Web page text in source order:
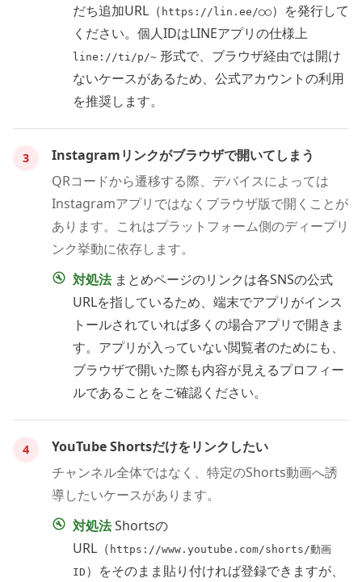
だち追加URL（ https://lin.ee/◯◯）を発行して
ください。個人IDはLINEアプリの仕様上
line://ti/p/~形式で、ブラウザ経由では開け
ないケースがあるため、公式アカウントの利用
を推奨します。
3
Instagramリンクがブラウザで開いてしまう
QRコードから遷移する際、デバイスによっては
Instagramアプリではなくブラウザ版で開くことが
あります。これはプラットフォーム側のディープリ
ンク挙動に依存します。
対処法 まとめページのリンクは各SNSの公式
URLを指しているため、端末でアプリがインス
トールされていれば多くの場合アプリで開きま
す。アプリが入っていない閲覧者のためにも、
ブラウザで開いた際も内容が見えるプロフィー
ルであることをご確認ください。
4
YouTube Shortsだけをリンクしたい
チャンネル全体ではなく、特定のShorts動画へ誘
導したいケースがあります。
対処法 Shortsの
URL（ https://www.youtube.com/shorts/動画
ID ）をそのまま貼り付ければ登録できますが、